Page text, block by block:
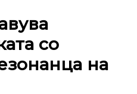
со
на